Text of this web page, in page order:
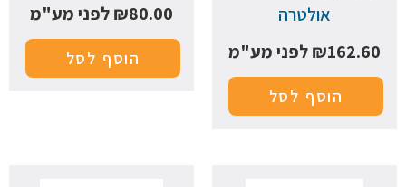
אולטרה
₪162.60 לפני מע"מ
הוסף לסל
₪80.00 לפני מע"מ
הוסף לסל